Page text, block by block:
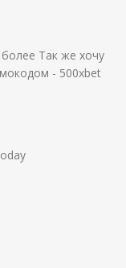
Так же хочу
- 500xbet